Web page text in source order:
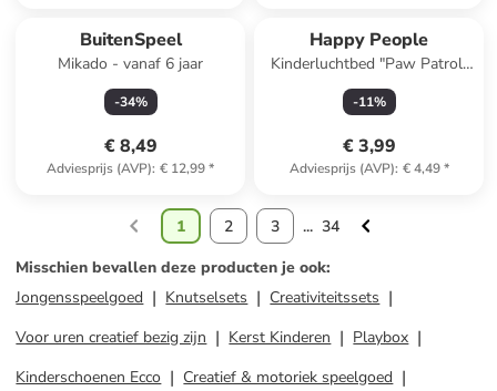
BuitenSpeel
Mikado - vanaf 6 jaar
-34%
€ 8,49
Adviesprijs (AVP): € 12,99*
Happy People
Kinderluchtbed "Paw Patrol"
blauw - vanaf 3 jaar
-11%
€ 3,99
Adviesprijs (AVP): € 4,49*
1 2 3 ... 34
Misschien bevallen deze producten je ook:
Jongensspeelgoed
Knutselsets
Creativiteitssets
Voor uren creatief bezig zijn
Kerst Kinderen
Playbox
Kinderschoenen Ecco
Creatief & motoriek speelgoed